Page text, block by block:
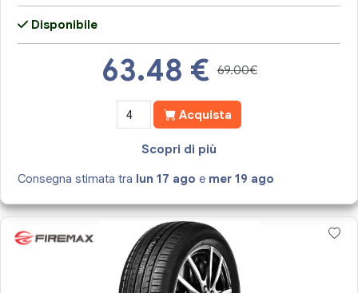
Disponibile
63.48 € 69.00€
Acquista
Scopri di più
Consegna stimata tra lun 17 ago e mer 19 ago